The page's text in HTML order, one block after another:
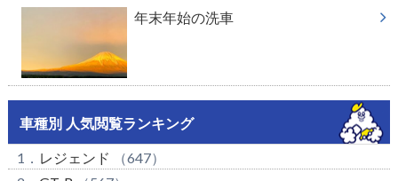
年末年始の洗車
車種別 人気閲覧ランキング
1． レジェンド
（647）